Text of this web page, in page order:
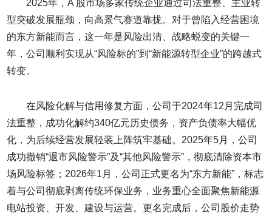
2025年，A 股市场多家传统企业通过司法重整、主业转
型突破发展瓶颈，向高景气赛道靠拢。对于曾陷入经营困境
的东方新能而言，这一年是风险出清、战略蜕变的关键一
年，公司顺利实现从“风险标的”到“新能源转型企业”的跨越式
转变。
在风险化解与信用修复方面，公司于2024年12月完成司
法重整，成功化解约340亿元历史债务，资产负债率大幅优
化，为后续经营发展轻装上阵筑牢基础。2025年5月，公司
成功撤销“退市风险警示”及“其他风险警示”，彻底清除资本市
场风险标签；2026年1月，公司正式更名为“东方新能”，标志
着与公司彻底剥离传统环保业务，业务重心全面聚焦新能源
电站投资、开发、建设与运营。更名完成后，公司股价走势